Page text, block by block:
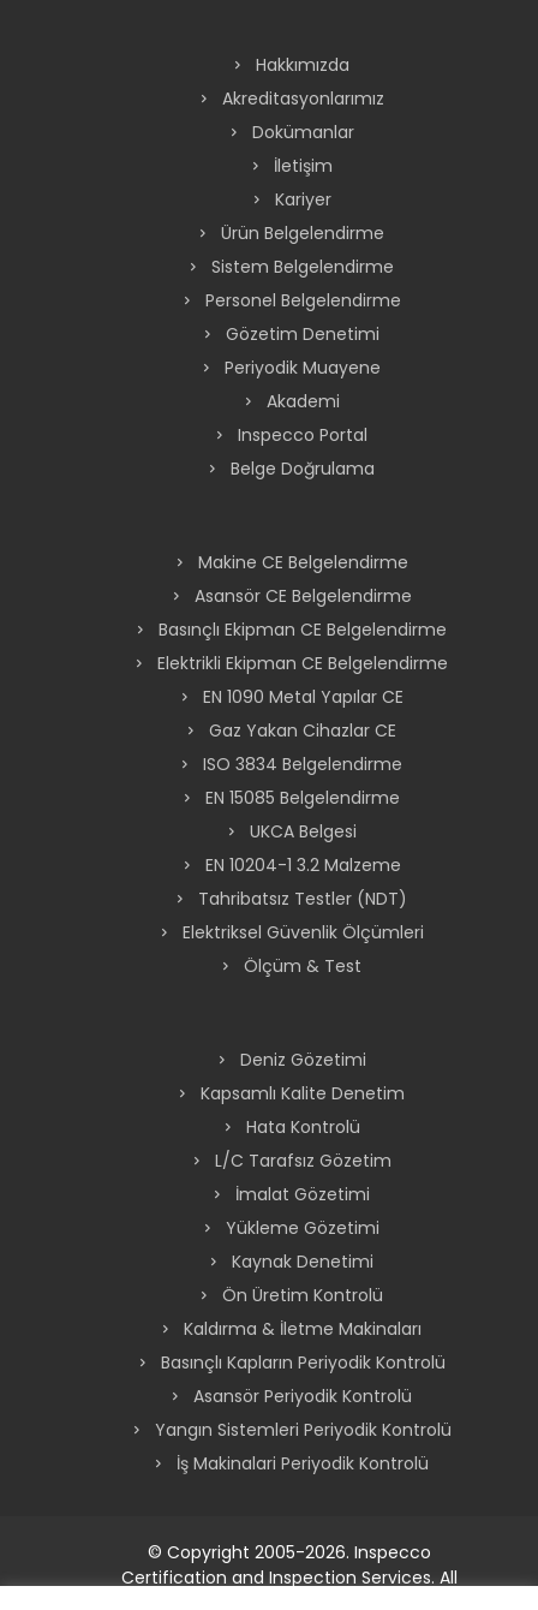
Hakkımızda
Akreditasyonlarımız
Dokümanlar
İletişim
Kariyer
Ürün Belgelendirme
Sistem Belgelendirme
Personel Belgelendirme
Gözetim Denetimi
Periyodik Muayene
Akademi
Inspecco Portal
Belge Doğrulama
Makine CE Belgelendirme
Asansör CE Belgelendirme
Basınçlı Ekipman CE Belgelendirme
Elektrikli Ekipman CE Belgelendirme
EN 1090 Metal Yapılar CE
Gaz Yakan Cihazlar CE
ISO 3834 Belgelendirme
EN 15085 Belgelendirme
UKCA Belgesi
EN 10204-1 3.2 Malzeme
Tahribatsız Testler (NDT)
Elektriksel Güvenlik Ölçümleri
Ölçüm & Test
Deniz Gözetimi
Kapsamlı Kalite Denetim
Hata Kontrolü
L/C Tarafsız Gözetim
İmalat Gözetimi
Yükleme Gözetimi
Kaynak Denetimi
Ön Üretim Kontrolü
Kaldırma & İletme Makinaları
Basınçlı Kapların Periyodik Kontrolü
Asansör Periyodik Kontrolü
Yangın Sistemleri Periyodik Kontrolü
İş Makinalari Periyodik Kontrolü
© Copyright 2005-2026. Inspecco
Certification and Inspection Services. All